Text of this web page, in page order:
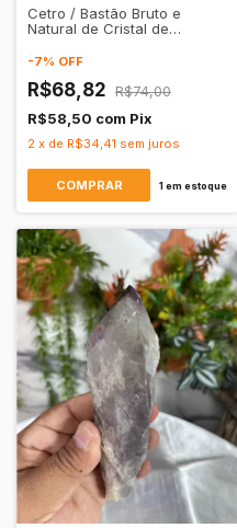
Cetro / Bastão Bruto e
Natural de Cristal de
Transparente
-7% OFF
R$68,82 R$74,00
R$58,50 com Pix
2 x de R$34,41 sem juros
1 em estoque